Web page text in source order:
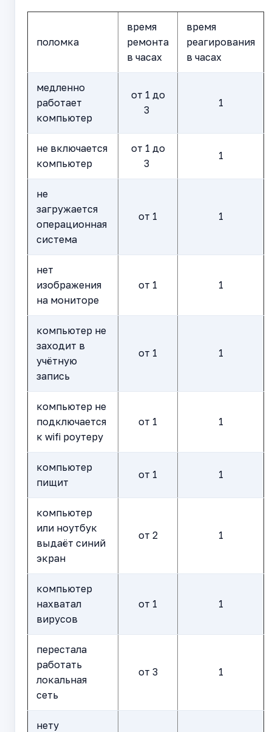
поломка
время
ремонта
в часах
время
реагирования
в часах
медленно
работает
компьютер
от 1 до
3
1
не включается
компьютер
от 1 до
3
1
не
загружается
операционная
система
от 1 1
нет
изображения
на мониторе
от 1 1
компьютер не
заходит в
учётную
запись
от 1 1
компьютер не
подключается
к wifi роутеру
от 1 1
компьютер
пищит
от 1 1
компьютер
или ноутбук
выдаёт синий
экран
от 2 1
компьютер
нахватал
вирусов
от 1 1
перестала
работать
локальная
сеть
от 3 1
нету